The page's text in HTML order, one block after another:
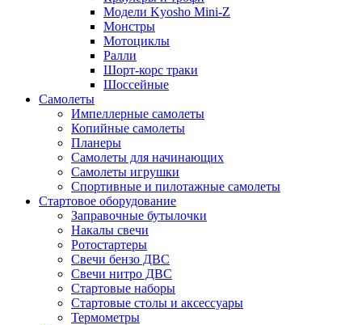
Модели Kyosho Mini-Z
Монстры
Мотоциклы
Ралли
Шорт-корс траки
Шоссейные
Самолеты
Импеллерные самолеты
Копийные самолеты
Планеры
Самолеты для начинающих
Самолеты игрушки
Спортивные и пилотажные самолеты
Стартовое оборудование
Заправочные бутылочки
Накалы свечи
Ротостартеры
Свечи бензо ДВС
Свечи нитро ДВС
Стартовые наборы
Стартовые столы и аксессуары
Термометры